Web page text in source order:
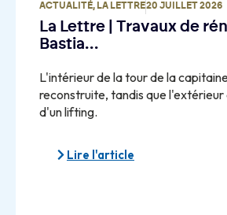
ACTUALITÉ, LA LETTRE20 JUILLET 2026
La Lettre | Travaux de
Bastia…
L'intérieur de la tour de la
reconstruite, tandis que
d'un lifting.
Lire l'article